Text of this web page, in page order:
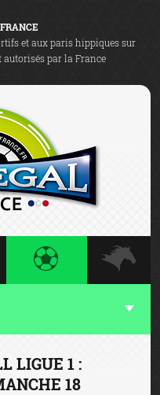
et aux paris hippiques sur
autorisés par la France
LIGUE 1 :
18